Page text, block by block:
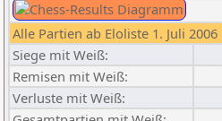
Alle Partien ab Eloliste 1. Juli 2006
Siege mit Weiß:
Remisen mit Weiß:
Verluste mit Weiß: